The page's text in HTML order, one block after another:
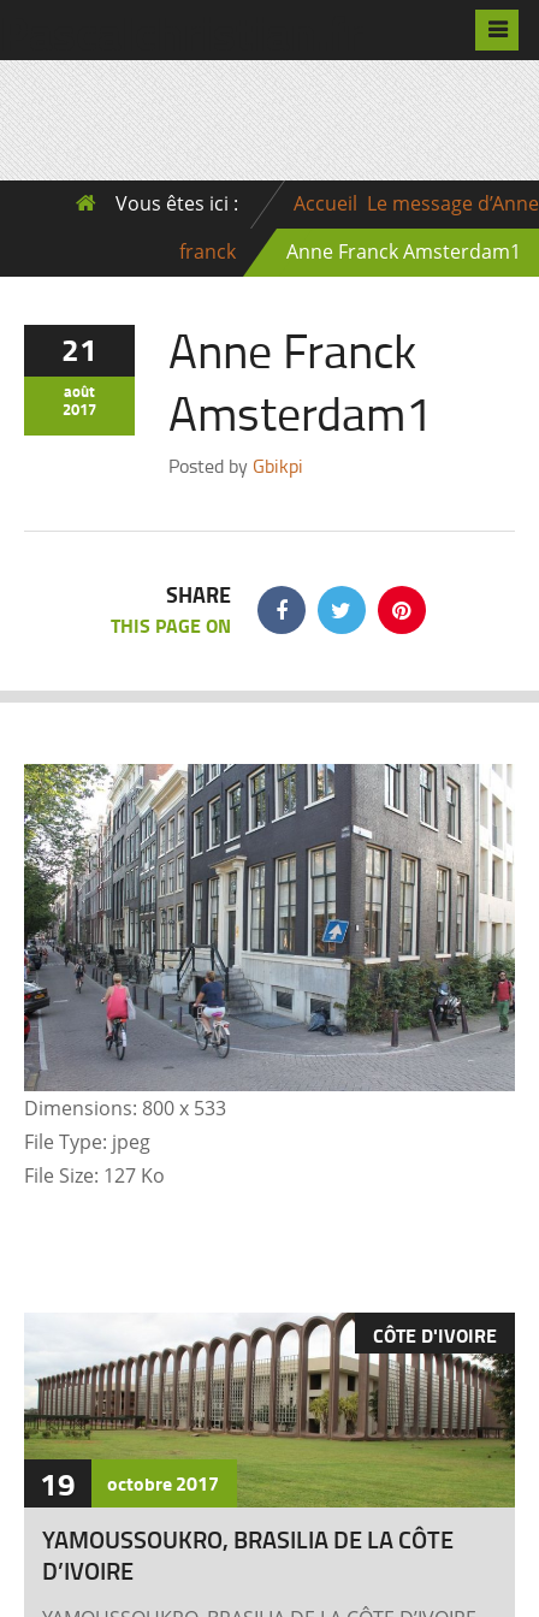
Vous êtes ici : Accueil Le message d’Anne
franck
Anne Franck Amsterdam1
21
août
2017
Anne Franck
Amsterdam1
Posted by Gbikpi
SHARE
THIS PAGE ON
Dimensions: 800 x 533
File Type: jpeg
File Size: 127 Ko
CÔTE D'IVOIRE
19 octobre2017
YAMOUSSOUKRO, BRASILIA DE LA CÔTE
D’IVOIRE